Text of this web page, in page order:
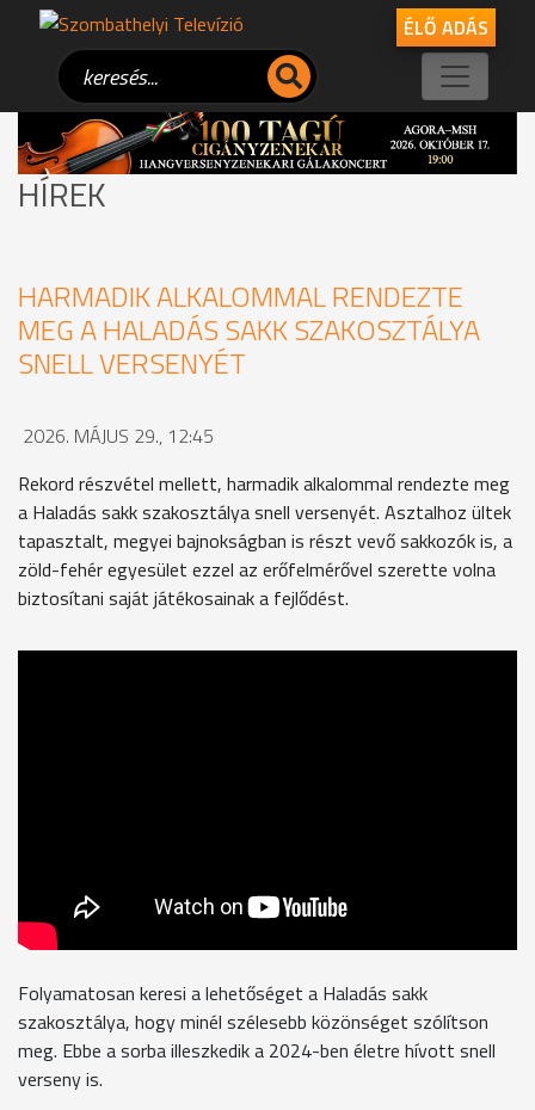
ÉLŐ ADÁS
HÍREK
HARMADIK ALKALOMMAL RENDEZTE
MEG A HALADÁS SAKK SZAKOSZTÁLYA
SNELL VERSENYÉT
2026. MÁJUS 29., 12:45
Rekord részvétel mellett, harmadik alkalommal rendezte meg
a Haladás sakk szakosztálya snell versenyét. Asztalhoz ültek
tapasztalt, megyei bajnokságban is részt vevő sakkozók is, a
zöld-fehér egyesület ezzel az erőfelmérővel szerette volna
biztosítani saját játékosainak a fejlődést.
Folyamatosan keresi a lehetőséget a Haladás sakk
szakosztálya, hogy minél szélesebb közönséget szólítson
meg. Ebbe a sorba illeszkedik a 2024-ben életre hívott snell
verseny is.